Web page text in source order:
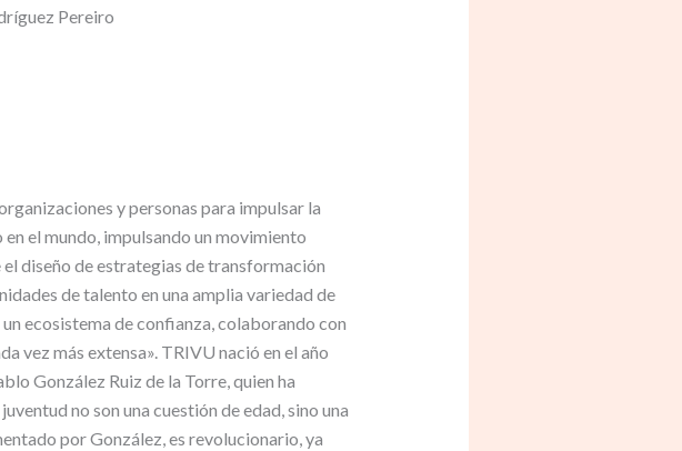
Pereiro
y personas para impulsar la
el mundo, impulsando un movimiento
diseño de estrategias de transformación
de talento en una amplia variedad de
ecosistema de confianza, colaborando con
vez más extensa». TRIVU nació en el año
González Ruiz de la Torre, quien ha
no son una cuestión de edad, sino una
por González, es revolucionario, ya